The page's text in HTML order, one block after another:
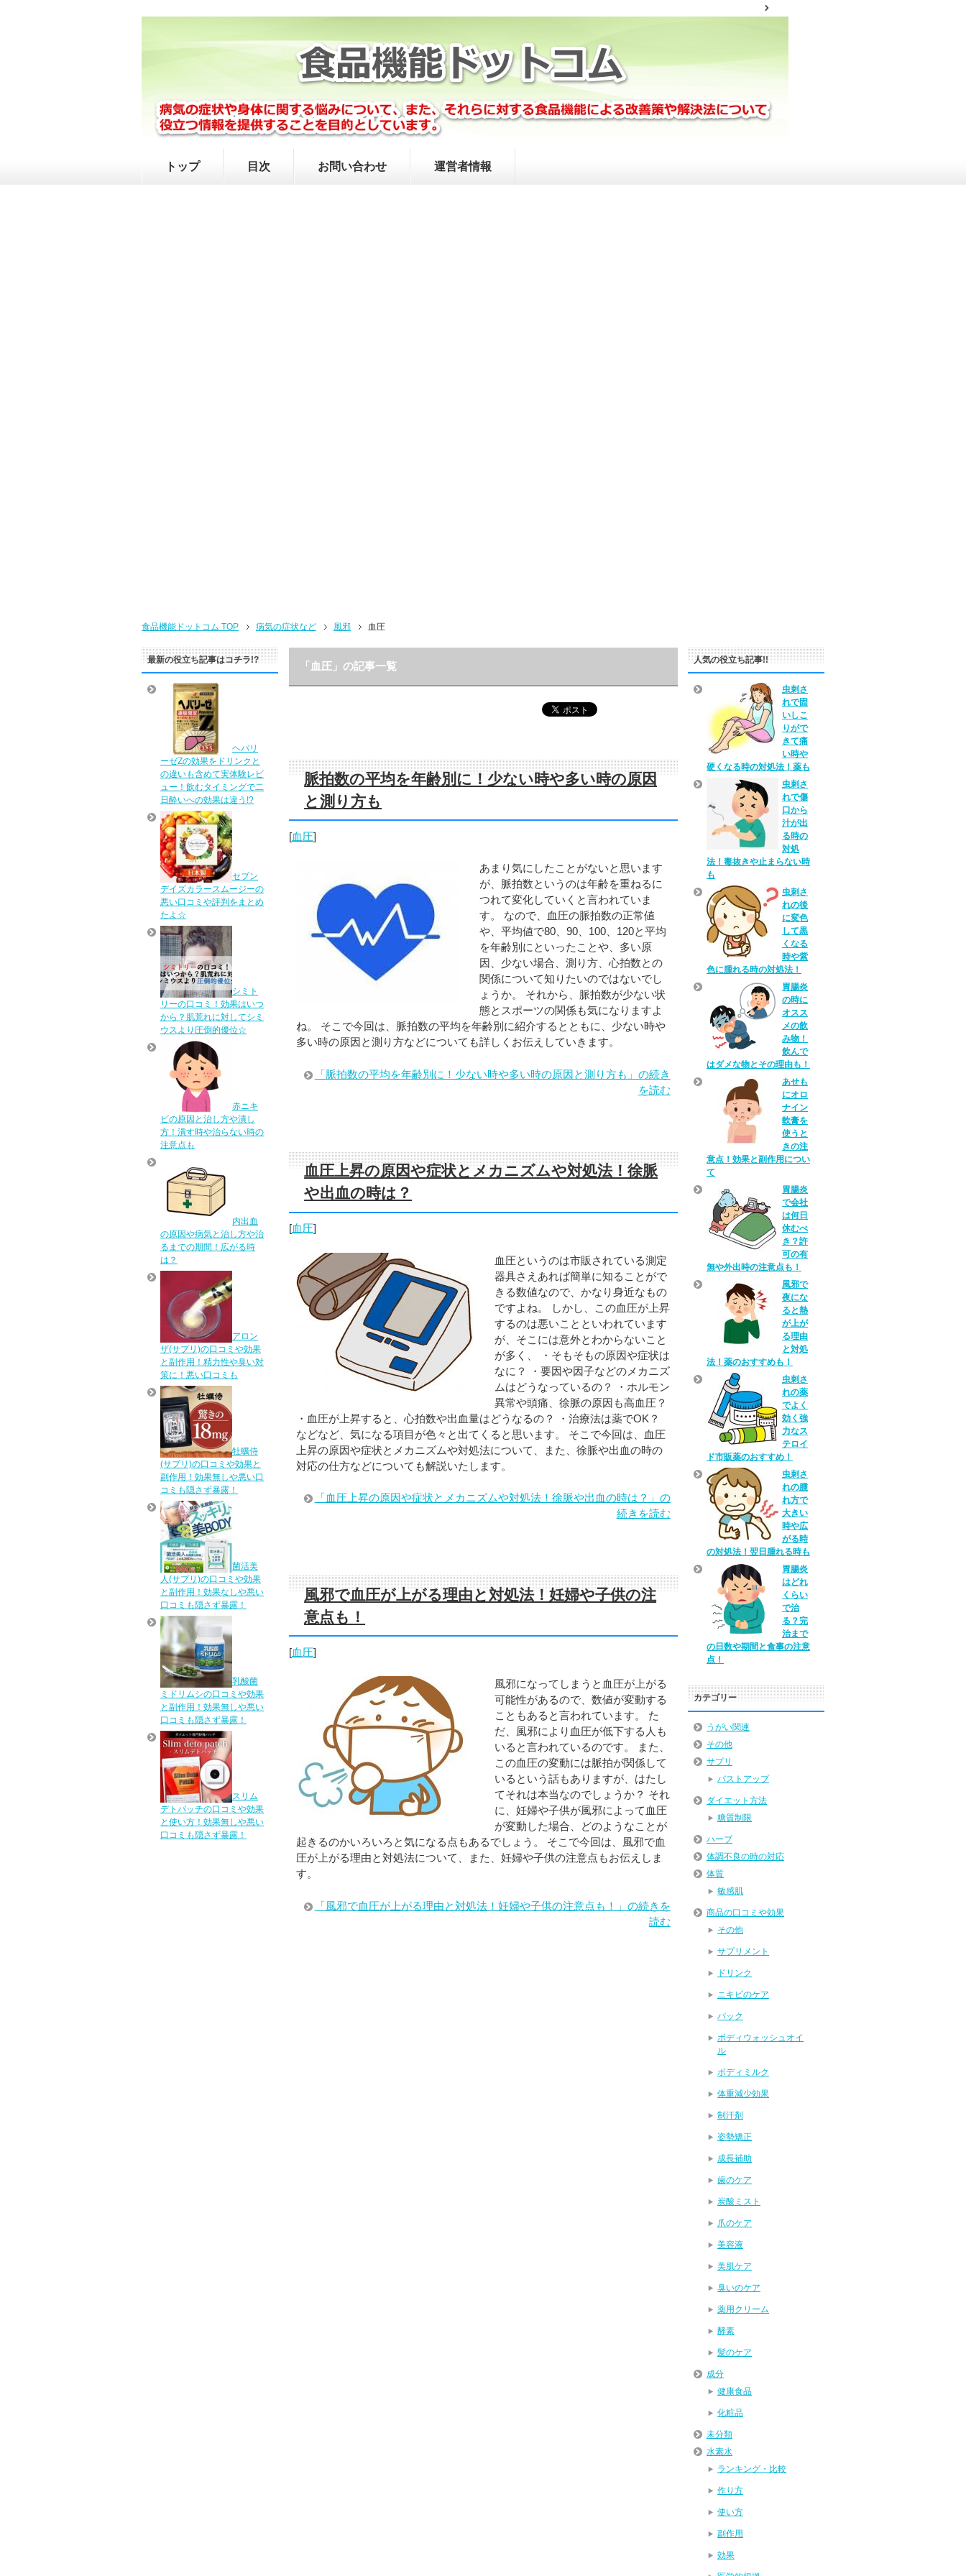
トップ 目次 お問い合わせ 運営者情報
食品機能ドットコム TOP 病気の症状など 風邪 血圧
「血圧」の記事一覧
脈拍数の平均を年齢別に！少ない時や多い時の原因
と測り方も
[血圧]
あまり気にしたことがないと思います
が、脈拍数というのは年齢を重ねるに
つれて変化していくと言われていま
す。 なので、血圧の脈拍数の正常値
や、平均値で80、90、100、120と平均
を年齢別にといったことや、多い原
因、少ない場合、測り方、心拍数との
関係について知りたいのではないでし
ょうか。 それから、脈拍数が少ない状
態とスポーツの関係も気になりますよ
ね。 そこで今回は、脈拍数の平均を年齢別に紹介するとともに、少ない時や
多い時の原因と測り方などについても詳しくお伝えしていきます。
「脈拍数の平均を年齢別に！少ない時や多い時の原因と測り方も」の続き
を読む
血圧上昇の原因や症状とメカニズムや対処法！徐脈
や出血の時は？
[血圧]
血圧というのは市販されている測定
器具さえあれば簡単に知ることがで
きる数値なので、かなり身近なもの
ですよね。 しかし、この血圧が上昇
するのは悪いことといわれています
が、そこには意外とわからないこと
が多く、 ・そもそもの原因や症状は
なに？ ・要因や因子などのメカニズ
ムはどうなっているの？ ・ホルモン
異常や頭痛、徐脈の原因も高血圧？
・血圧が上昇すると、心拍数や出血量はどうなるの？ ・治療法は薬でOK？
などなど、気になる項目が色々と出てくると思います。 そこで今回は、血圧
上昇の原因や症状とメカニズムや対処法について、また、徐脈や出血の時の
対応の仕方などについても解説いたします。
「血圧上昇の原因や症状とメカニズムや対処法！徐脈や出血の時は？」の
続きを読む
風邪で血圧が上がる理由と対処法！妊婦や子供の注
意点も！
[血圧]
風邪になってしまうと血圧が上がる
可能性があるので、数値が変動する
こともあると言われています。 た
だ、風邪により血圧が低下する人も
いると言われているのです。 また、
この血圧の変動には脈拍が関係して
いるという話もありますが、はたし
てそれは本当なのでしょうか？ それ
に、妊婦や子供が風邪によって血圧
が変動した場合、どのようなことが
起きるのかいろいろと気になる点もあるでしょう。 そこで今回は、風邪で血
圧が上がる理由と対処法について、また、妊婦や子供の注意点もお伝えしま
す。
「風邪で血圧が上がる理由と対処法！妊婦や子供の注意点も！」の続きを
読む
最新の役立ち記事はコチラ!?
ヘパリ
ーゼZの効果をドリンクと
の違いも含めて実体験レビ
ュー！飲むタイミングで二
日酔いへの効果は違う!?
セブン
デイズカラースムージーの
悪い口コミや評判をまとめ
たよ☆
シミト
リーの口コミ！効果はいつ
から？肌荒れに対してシミ
ウスより圧倒的優位☆
赤ニキ
ビの原因と治し方や潰し
方！潰す時や治らない時の
注意点も
内出血
の原因や病気と治し方や治
るまでの期間！広がる時
は？
アロン
ザ(サプリ)の口コミや効果
と副作用！精力性や臭い対
策に！悪い口コミも
牡蠣侍
(サプリ)の口コミや効果と
副作用！効果無しや悪い口
コミも隠さず暴露！
菌活美
人(サプリ)の口コミや効果
と副作用！効果なしや悪い
口コミも隠さず暴露！
乳酸菌
ミドリムシの口コミや効果
と副作用！効果無しや悪い
口コミも隠さず暴露！
スリム
デトパッチの口コミや効果
と使い方！効果無しや悪い
口コミも隠さず暴露！
人気の役立ち記事!!
虫刺さ
れで固
いしこ
りがで
きて痛
い時や
硬くなる時の対処法！薬も
虫刺さ
れで傷
口から
汁が出
る時の
対処
法！毒抜きや止まらない時
も
虫刺さ
れの後
に変色
して黒
くなる
時や紫
色に腫れる時の対処法！
胃腸炎
の時に
オスス
メの飲
み物！
飲んで
はダメな物とその理由も！
あせも
にオロ
ナイン
軟膏を
使うと
きの注
意点！効果と副作用につい
て
胃腸炎
で会社
は何日
休むべ
き？許
可の有
無や外出時の注意点も！
風邪で
夜にな
ると熱
が上が
る理由
と対処
法！薬のおすすめも！
虫刺さ
れの薬
でよく
効く強
力なス
テロイ
ド市販薬のおすすめ！
虫刺さ
れの腫
れ方で
大きい
時や広
がる時
の対処法！翌日腫れる時も
胃腸炎
はどれ
くらい
で治
る？完
治まで
の日数や期間と食事の注意
点！
カテゴリー
うがい関連
その他
サプリ
バストアップ
ダイエット方法
糖質制限
ハーブ
体調不良の時の対応
体質
敏感肌
商品の口コミや効果
その他
サプリメント
ドリンク
ニキビのケア
パック
ボディウォッシュオイ
ル
ボディミルク
体重減少効果
制汗剤
姿勢矯正
成長補助
歯のケア
炭酸ミスト
爪のケア
美容液
美肌ケア
臭いのケア
薬用クリーム
酵素
髪のケア
成分
健康食品
化粧品
未分類
水素水
ランキング・比較
作り方
使い方
副作用
効果